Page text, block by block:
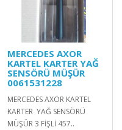
MERCEDES AXOR
KARTEL KARTER YAĞ
SENSÖRÜ MÜŞÜR
0061531228
MERCEDES AXOR KARTEL
KARTER YAĞ SENSÖRÜ
MÜŞÜR 3 FİŞLİ 457..